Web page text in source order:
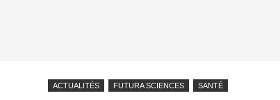
ACTUALITÉS FUTURA SCIENCES SANTÉ